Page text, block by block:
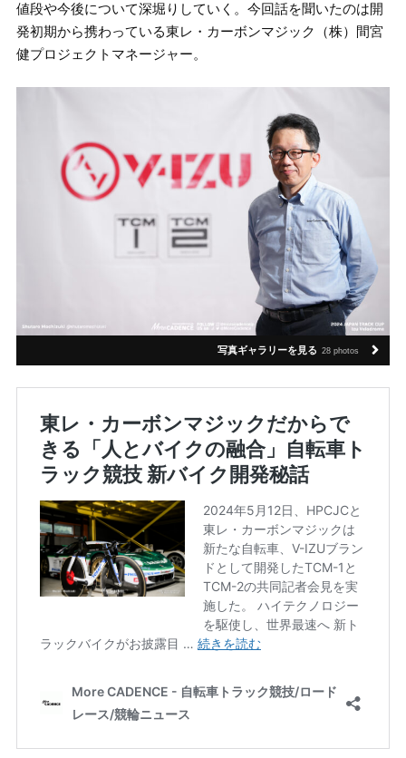
値段や今後について深堀りしていく。今回話を聞いたのは開
発初期から携わっている東レ・カーボンマジック（株）間宮
健プロジェクトマネージャー。
写真ギャラリーを見る 28 photos